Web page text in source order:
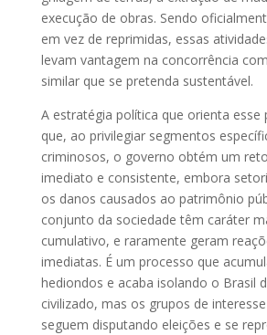
execução de obras. Sendo
em vez de reprimidas, essas
levam vantagem na concorrência
similar que se pretenda sustentável.
A estratégia política que orienta esse
que, ao privilegiar segmentos
criminosos, o governo obtém um
imediato e consistente, embora
os danos causados ao patrimônio
conjunto da sociedade têm caráter
cumulativo, e raramente geram
imediatas. É um processo que
hediondos e acaba isolando o Brasil
civilizado, mas os grupos de
seguem disputando eleições e se